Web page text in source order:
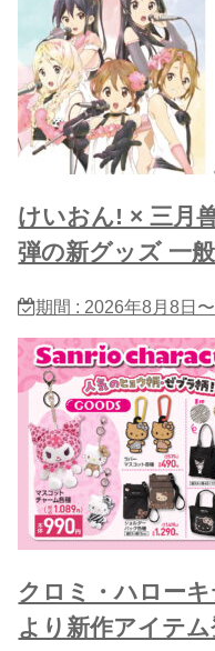
けいおん! × 三月
弾の新グッズ 一
期間 : 2026年8月8日
クロミ・ハロー
より新作アイテム